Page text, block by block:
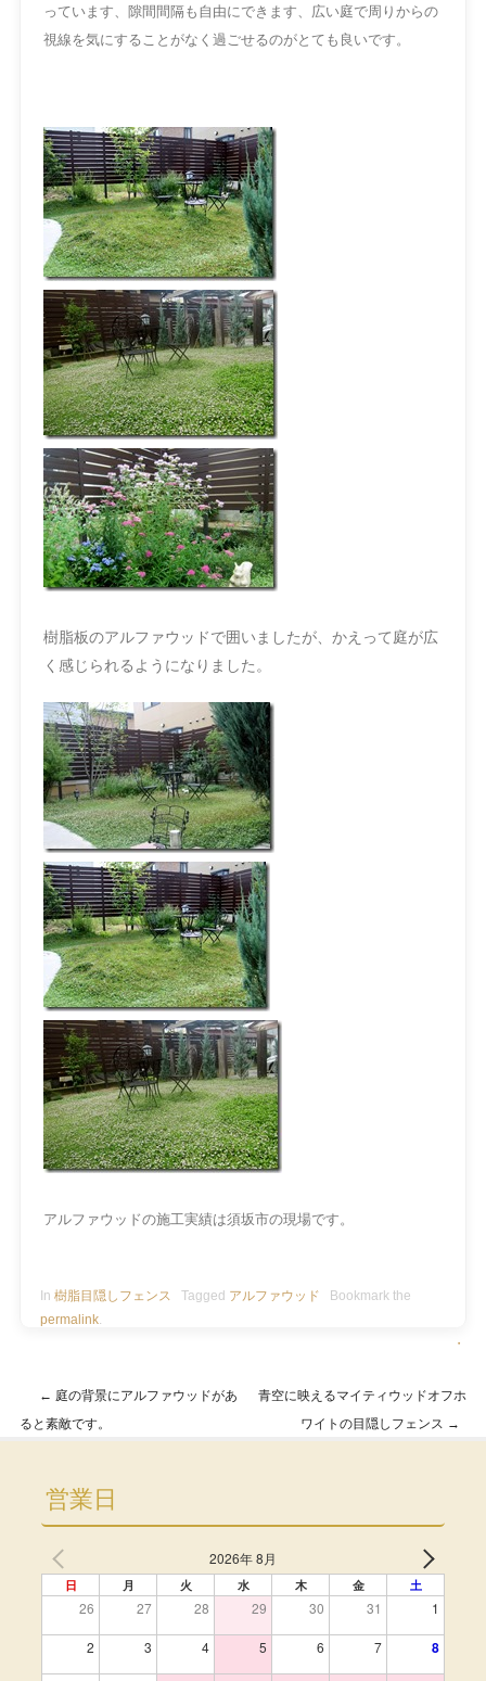
っています、隙間間隔も自由にできます、広い庭で周りからの
視線を気にすることがなく過ごせるのがとても良いです。
樹脂板のアルファウッドで囲いましたが、かえって庭が広
く感じられるようになりました。
アルファウッドの施工実績は須坂市の現場です。
In 樹脂目隠しフェンス Tagged アルファウッド Bookmark the
permalink.
・
Post navigation
← 庭の背景にアルファウッドがあ
ると素敵です。
青空に映えるマイティウッドオフホ
ワイトの目隠しフェンス →
営業日
2026年 8月
日 月 火 水 木 金 土
26 27 28 29 30 31 1
2 3 4 5 6 7 8